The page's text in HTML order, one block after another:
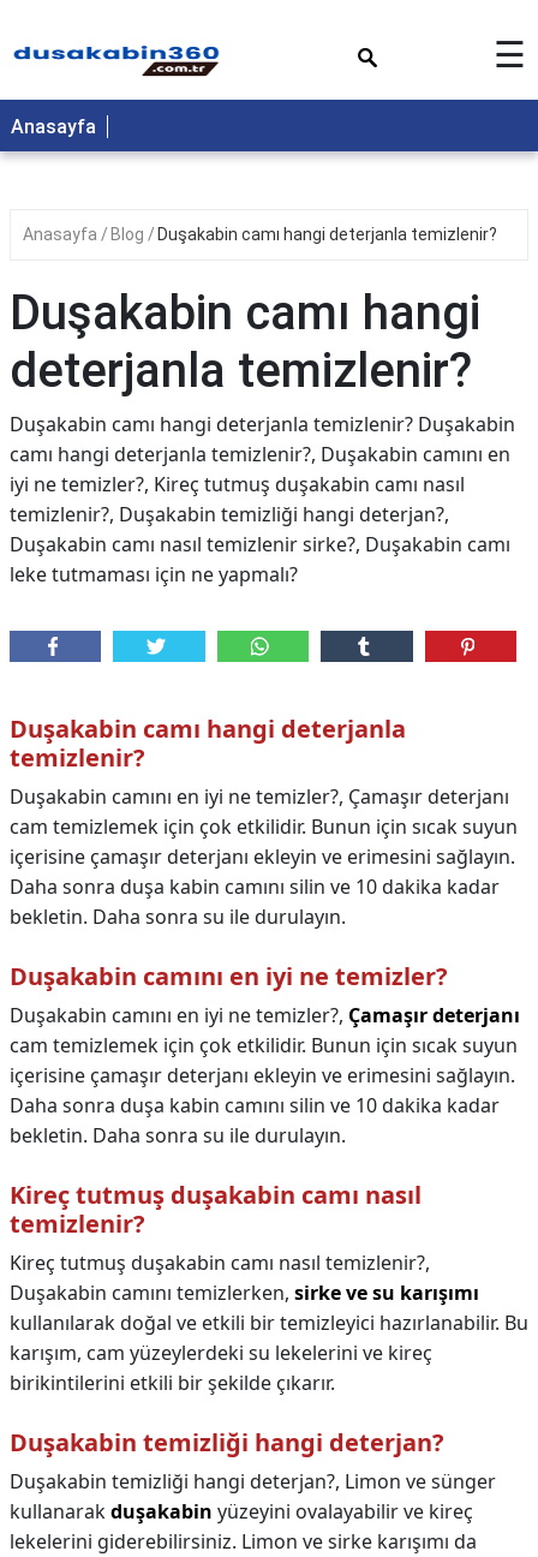
☰
Anasayfa
Anasayfa Blog Duşakabin camı hangi deterjanla temizlenir?
Duşakabin camı hangi
deterjanla temizlenir?
Duşakabin camı hangi deterjanla temizlenir? Duşakabin
camı hangi deterjanla temizlenir?, Duşakabin camını en
iyi ne temizler?, Kireç tutmuş duşakabin camı nasıl
temizlenir?, Duşakabin temizliği hangi deterjan?,
Duşakabin camı nasıl temizlenir sirke?, Duşakabin camı
leke tutmaması için ne yapmalı?
Duşakabin camı hangi deterjanla
temizlenir?
Duşakabin camını en iyi ne temizler?, Çamaşır deterjanı
cam temizlemek için çok etkilidir. Bunun için sıcak suyun
içerisine çamaşır deterjanı ekleyin ve erimesini sağlayın.
Daha sonra duşa kabin camını silin ve 10 dakika kadar
bekletin. Daha sonra su ile durulayın.
Duşakabin camını en iyi ne temizler?
Duşakabin camını en iyi ne temizler?, Çamaşır deterjanı
cam temizlemek için çok etkilidir. Bunun için sıcak suyun
içerisine çamaşır deterjanı ekleyin ve erimesini sağlayın.
Daha sonra duşa kabin camını silin ve 10 dakika kadar
bekletin. Daha sonra su ile durulayın.
Kireç tutmuş duşakabin camı nasıl
temizlenir?
Kireç tutmuş duşakabin camı nasıl temizlenir?,
Duşakabin camını temizlerken, sirke ve su karışımı
kullanılarak doğal ve etkili bir temizleyici hazırlanabilir. Bu
karışım, cam yüzeylerdeki su lekelerini ve kireç
birikintilerini etkili bir şekilde çıkarır.
Duşakabin temizliği hangi deterjan?
Duşakabin temizliği hangi deterjan?, Limon ve sünger
kullanarakduşakabin yüzeyini ovalayabilir ve kireç
lekelerini giderebilirsiniz. Limon ve sirke karışımı da